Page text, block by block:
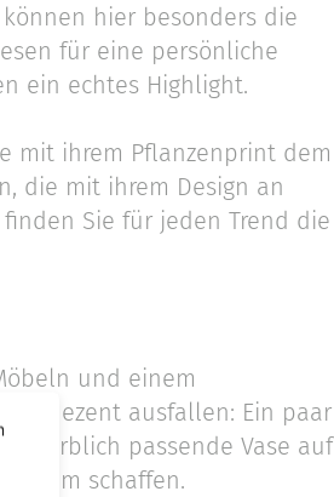
hier besonders die
für eine persönliche
ein echtes Highlight.
mit ihrem Pflanzenprint dem
die mit ihrem Design an
Sie für jeden Trend die
und einem
dezent ausfallen: Ein paar
farblich passende Vase auf
schaffen.